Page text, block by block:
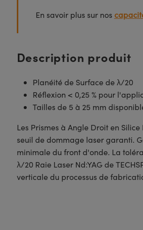
En savoir plus sur nos
Description produit
Planéité de Surface de λ/20
Réflexion < 0,25 % pour
Tailles de 5 à 25 mm
Les Prismes à Angle Droit en Silice
seuil de dommage laser garanti.
minimale du front d'onde. La
λ/20 Raie Laser Nd:YAG de
verticale du processus de